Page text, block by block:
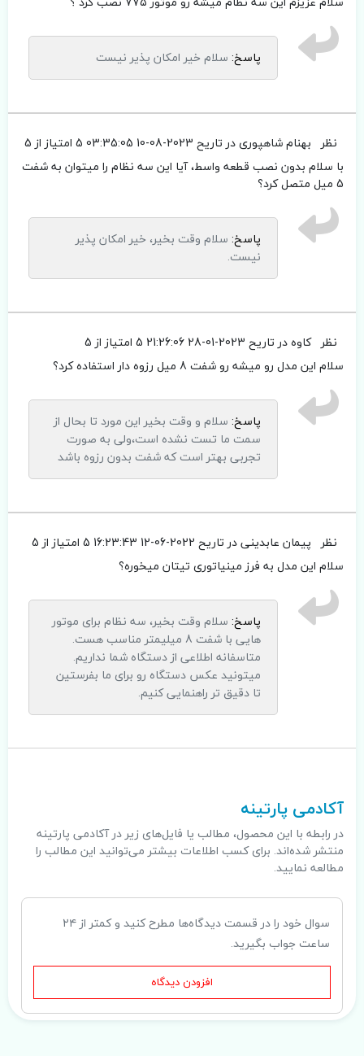
پاسخ: سلام خیر امکان پذیر نیست
نظر بهنام شاهپوریدر تاریح 2023-08-10 03:35:05
5 امتیاز از 5
با سلام بدون نصب قطعه واسط، آیا این سه نظام را میتوان به شفت
5 میل متصل کرد؟
پاسخ: سلام وقت بخیر، خیر امکان پذیر
نیست.
نظر کاوهدر تاریح 2023-01-28 21:26:06
5 امتیاز از 5
سلام این مدل رو میشه رو شفت 8 میل رزوه دار استفاده کرد؟
پاسخ: سلام و وقت بخیر این مورد تا بحال از
سمت ما تست نشده است،ولی به صورت
تجربی بهتر است که شفت بدون رزوه باشد
نظر پیمان عابدینیدر تاریح 2022-06-12 16:23:43
5 امتیاز از 5
سلام این مدل به فرز مینیاتوری تیتان میخوره؟
پاسخ: سلام وقت بخیر، سه نظام برای موتور
هایی با شفت 8 میلیمتر مناسب هست.
متاسفانه اطلاعی از دستگاه شما نداریم.
میتونید عکس دستگاه رو برای ما بفرستین
تا دقیق تر راهنمایی کنیم.
.
آکادمی پارتینه
در رابطه با این محصول، مطالب یا فایل‌های زیر در آکادمی پارتینه
منتشر شده‌اند. برای کسب اطلاعات بیشتر می‌توانید این مطالب را
مطالعه نمایید.
سوال خود را در قسمت دیدگاه‌ها مطرح کنید و کمتر از ۲۴
ساعت جواب بگیرید.
افزودن دیدگاه